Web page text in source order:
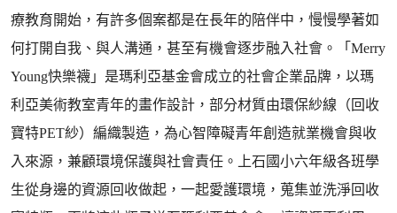
療教育開始，有許多個案都是在長年的陪伴中，慢慢學著如
何打開自我、與人溝通，甚至有機會逐步融入社會。「Merry
Young快樂襪」是瑪利亞基金會成立的社會企業品牌，以瑪
利亞美術教室青年的畫作設計，部分材質由環保紗線（回收
寶特PET紗）編織製造，為心智障礙青年創造就業機會與收
入來源，兼顧環境保護與社會責任。上石國小六年級各班學
生從身邊的資源回收做起，一起愛護環境，蒐集並洗淨回收